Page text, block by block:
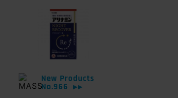
New Products
No.966
▶▶